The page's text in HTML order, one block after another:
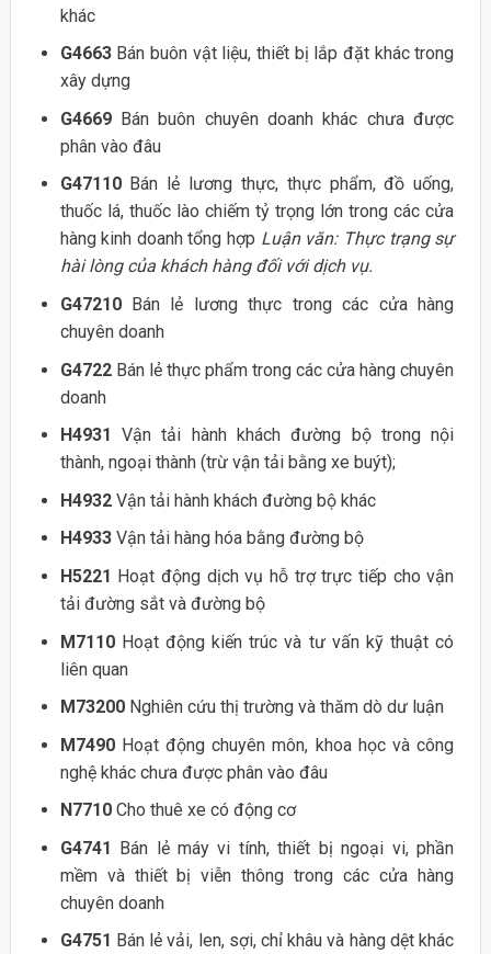
khác
G4663Bán buôn vật liệu, thiết bị lắp đặt khác trong
xây dựng
G4669Bán buôn chuyên doanh khác chưa được
phân vào đâu
G47110Bán lẻ lương thực, thực phẩm, đồ uống,
thuốc lá, thuốc lào chiếm tỷ trọng lớn trong các cửa
hàng kinh doanh tổng hợp Luận văn: Thực trạng sự
hài lòng của khách hàng đối với dịch vụ.
G47210Bán lẻ lương thực trong các cửa hàng
chuyên doanh
G4722Bán lẻ thực phẩm trong các cửa hàng chuyên
doanh
H4931 Vận tải hành khách đường bộ trong nội
thành, ngoại thành (trừ vận tải bằng xe buýt);
H4932Vận tải hành khách đường bộ khác
H4933Vận tải hàng hóa bằng đường bộ
H5221 Hoạt động dịch vụ hỗ trợ trực tiếp cho vận
tải đường sắt và đường bộ
M7110Hoạt động kiến trúc và tư vấn kỹ thuật có
liên quan
M73200Nghiên cứu thị trường và thăm dò dư luận
M7490Hoạt động chuyên môn, khoa học và công
nghệ khác chưa được phân vào đâu
N7710Cho thuê xe có động cơ
G4741 Bán lẻ máy vi tính, thiết bị ngoại vi, phần
mềm và thiết bị viễn thông trong các cửa hàng
chuyên doanh
G4751 Bán lẻ vải, len, sợi, chỉ khâu và hàng dệt khác